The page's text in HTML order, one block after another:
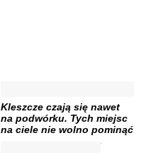
Kleszcze czają się nawet
na podwórku. Tych miejsc
na ciele nie wolno pominąć